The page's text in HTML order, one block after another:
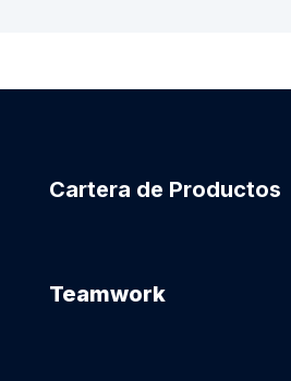
Cartera de Productos
Teamwork